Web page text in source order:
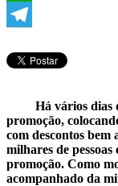
WhatsApp
Há vários dias
promoção,
com descontos bem
milhares de pessoas
promoção. Como
acompanhado da